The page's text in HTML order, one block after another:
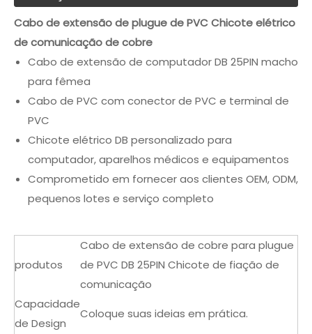
Cabo de extensão de plugue de PVC Chicote elétrico
de comunicação de cobre
Cabo de extensão de computador DB 25PIN macho
para fêmea
Cabo de PVC com conector de PVC e terminal de
PVC
Chicote elétrico DB personalizado para
computador, aparelhos médicos e equipamentos
Comprometido em fornecer aos clientes OEM, ODM,
pequenos lotes e serviço completo
produtos
Cabo de extensão de cobre para plugue
de PVC DB 25PIN Chicote de fiação de
comunicação
Capacidade
de Design
Coloque suas ideias em prática.